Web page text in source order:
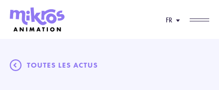
FR
TOUTES LES ACTUS